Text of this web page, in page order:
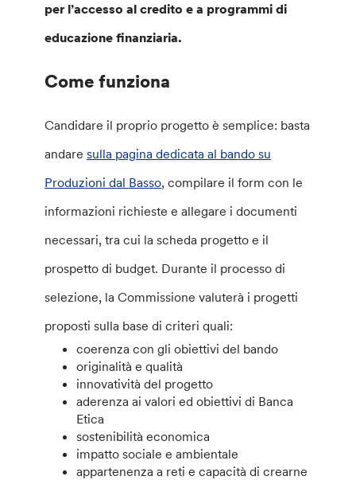
per l’accesso al credito e a programmi di
educazione finanziaria.
Come funziona
Candidare il proprio progetto è semplice: basta
andaresulla pagina dedicata al bando su
Produzioni dal Basso, compilare il form con le
informazioni richieste e allegare i documenti
necessari, tra cui la scheda progetto e il
prospetto di budget. Durante il processo di
selezione, la Commissione valuterà i progetti
proposti sulla base di criteri quali:
coerenza con gli obiettivi del bando
originalità e qualità
innovatività del progetto
aderenza ai valori ed obiettivi di Banca
Etica
sostenibilità economica
impatto sociale e ambientale
appartenenza a reti e capacità di crearne